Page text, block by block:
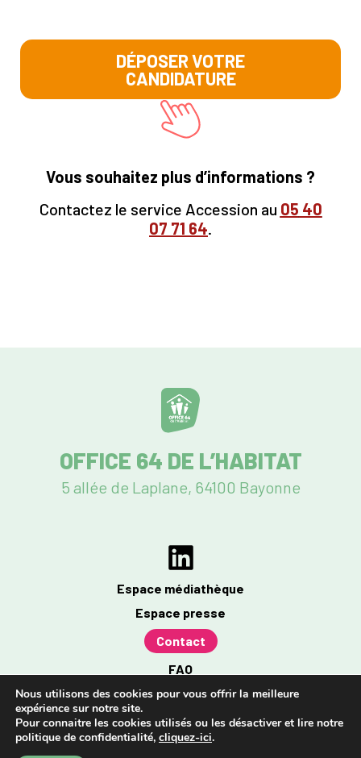
DÉPOSER VOTRE
CANDIDATURE
Vous souhaitez plus d’informations ?
Contactez le service Accession au 05 40
07 71 64.
OFFICE 64 DE L’HABITAT
5 allée de Laplane, 64100 Bayonne
Espace médiathèque
Espace presse
Contact
FAQ
Mentions légales
Politique de confidentialité
Accessibilité : partiellement conforme à 96%
Nous utilisons des cookies pour vous offrir la meilleure
expérience sur notre site.
Pour connaitre les cookies utilisés ou les désactiver et lire notre
politique de confidentialité, cliquez-ici.